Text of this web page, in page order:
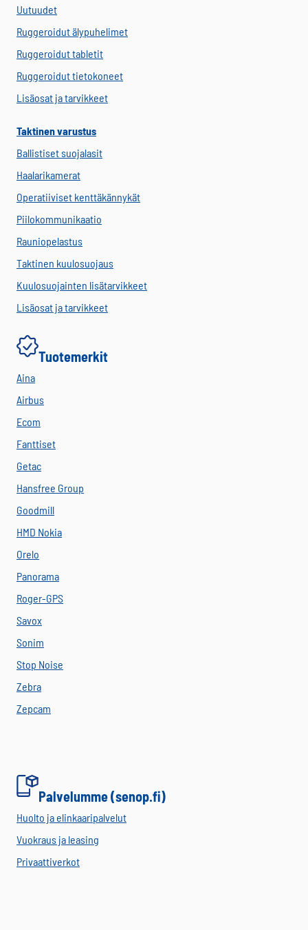
Uutuudet
Ruggeroidut älypuhelimet
Ruggeroidut tabletit
Ruggeroidut tietokoneet
Lisäosat ja tarvikkeet
Taktinen varustus
Ballistiset suojalasit
Haalarikamerat
Operatiiviset kenttäkännykät
Piilokommunikaatio
Rauniopelastus
Taktinen kuulosuojaus
Kuulosuojainten lisätarvikkeet
Lisäosat ja tarvikkeet
Tuotemerkit
Aina
Airbus
Ecom
Fanttiset
Getac
Hansfree Group
Goodmill
HMD Nokia
Orelo
Panorama
Roger-GPS
Savox
Sonim
Stop Noise
Zebra
Zepcam
Palvelumme (senop.fi)
Huolto ja elinkaaripalvelut
Vuokraus ja leasing
Privaattiverkot